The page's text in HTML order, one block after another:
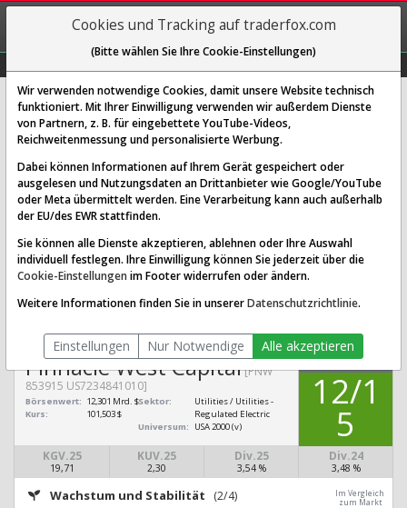
REGIS-
TRIEREN
Pinnacle West Capital Aktie:
Realtime-Kurs & Analyse (853915 |
PNW)
SCORING SYSTEMS:
Qualitäts-Check Dividenden-Check
Wachstums-Check
geeignet?
Pinnacle West Capital[PNW
853915 US7234841010]
Börsenwert: 12,301 Mrd. $
Kurs:
101,503 $
Sektor:
Utilities / Utilities -
Regulated Electric
Universum:
USA 2000 (v)
KGV.25
19,71
KUV.25
2,30
Div.25
3,54 %
Div.24
3,48 %
QUALITÄTS-
12/1
5
Wachstum und Stabilität (2/4)
Im Vergleich
zum Markt
Cookies und Tracking auf traderfox.com
(Bitte wählen Sie Ihre Cookie-Einstellungen)
Wir verwenden notwendige Cookies, damit unsere Website technisch
funktioniert. Mit Ihrer Einwilligung verwenden wir außerdem Dienste
von Partnern, z. B. für eingebettete YouTube-Videos,
Reichweitenmessung und personalisierte Werbung.
Dabei können Informationen auf Ihrem Gerät gespeichert oder
ausgelesen und Nutzungsdaten an Drittanbieter wie Google/YouTube
oder Meta übermittelt werden. Eine Verarbeitung kann auch außerhalb
der EU/des EWR stattfinden.
Sie können alle Dienste akzeptieren, ablehnen oder Ihre Auswahl
individuell festlegen. Ihre Einwilligung können Sie jederzeit über die
Cookie-Einstellungen im Footer widerrufen oder ändern.
Weitere Informationen finden Sie in unsererDatenschutzrichtlinie.
Einstellungen Nur Notwendige Alle akzeptieren